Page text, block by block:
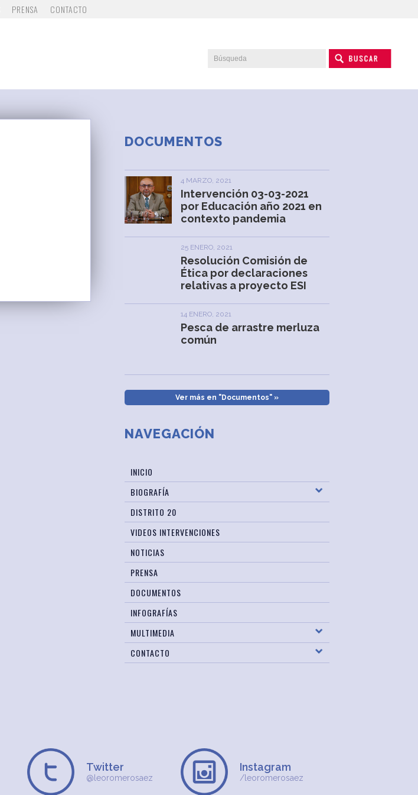
PRENSA CONTACTO
DOCUMENTOS
4 MARZO, 2021
Intervención 03-03-2021
por Educación año 2021 en
contexto pandemia
25 ENERO, 2021
Resolución Comisión de
Ética por declaraciones
relativas a proyecto ESI
14 ENERO, 2021
Pesca de arrastre merluza
común
Ver más en "Documentos" »
NAVEGACIÓN
INICIO
BIOGRAFÍA
DISTRITO 20
VIDEOS INTERVENCIONES
NOTICIAS
PRENSA
DOCUMENTOS
INFOGRAFÍAS
MULTIMEDIA
CONTACTO
Twitter
@leoromerosaez
Instagram
/leoromerosaez